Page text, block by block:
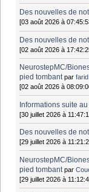
Des nouvelles de
[03 août 2026 à
Des nouvelles de
[02 août 2026 à
NeurostepMC/
pied tombant parfarid
[02 août 2026 à
Informations suite
[30 juillet 2026 à
Des nouvelles de
[29 juillet 2026 à
NeurostepMC/
pied tombant par
[29 juillet 2026 à